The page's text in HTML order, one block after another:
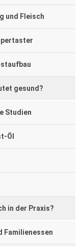
und Fleisch
gesund?
Studien
Öl
in der Praxis?
Familienessen